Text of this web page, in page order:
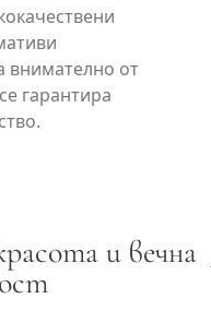
внимателно от
гарантира
и вечна